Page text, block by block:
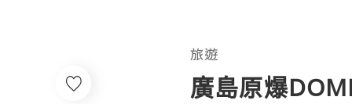
旅遊
廣島原爆